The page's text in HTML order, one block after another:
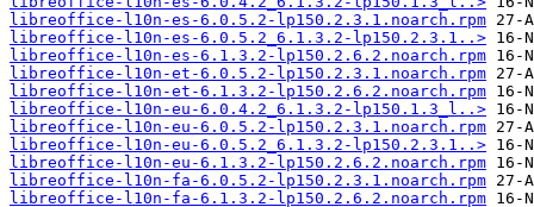
libreoffice-l10n-es-6.0.5.2-lp150.2.3.1.noarch.rpm
libreoffice-l10n-es-6.0.5.2_6.1.3.2-lp150.2.3.1..>
libreoffice-l10n-es-6.1.3.2-lp150.2.6.2.noarch.rpm
libreoffice-l10n-et-6.0.5.2-lp150.2.3.1.noarch.rpm
libreoffice-l10n-et-6.1.3.2-lp150.2.6.2.noarch.rpm
libreoffice-l10n-eu-6.0.4.2_6.1.3.2-lp150.1.3_l..>
libreoffice-l10n-eu-6.0.5.2-lp150.2.3.1.noarch.rpm
libreoffice-l10n-eu-6.0.5.2_6.1.3.2-lp150.2.3.1..>
libreoffice-l10n-eu-6.1.3.2-lp150.2.6.2.noarch.rpm
libreoffice-l10n-fa-6.0.5.2-lp150.2.3.1.noarch.rpm
libreoffice-l10n-fa-6.1.3.2-lp150.2.6.2.noarch.rpm